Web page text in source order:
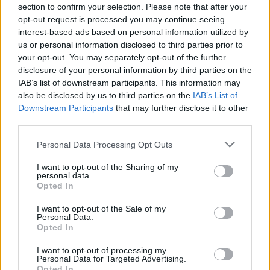
section to confirm your selection. Please note that after your
opt-out request is processed you may continue seeing
interest-based ads based on personal information utilized by
us or personal information disclosed to third parties prior to
your opt-out. You may separately opt-out of the further
disclosure of your personal information by third parties on the
IAB’s list of downstream participants. This information may
also be disclosed by us to third parties on the IAB’s List of
Downstream Participants that may further disclose it to other
Personal Data Processing Opt Outs
I want to opt-out of the Sharing of my
personal data.
Opted In
I want to opt-out of the Sale of my
Personal Data.
Opted In
I want to opt-out of processing my
Personal Data for Targeted Advertising.
induismo, buddismo, ebraismo, cristianesimo, islam e
cultura laica.
Mostra Ur-ra diPistoletto
alla Villa Reale: opere e
allestimento